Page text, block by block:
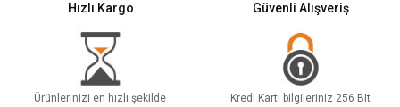
Hızlı Kargo
Ürünlerinizi en hızlı şekilde
Güvenli Alışveriş
Kredi Kartı bilgileriniz 256 Bit